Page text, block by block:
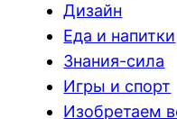
Дизайн
Еда и напитки
Знания-сила
Игры и спорт
Изобретаем